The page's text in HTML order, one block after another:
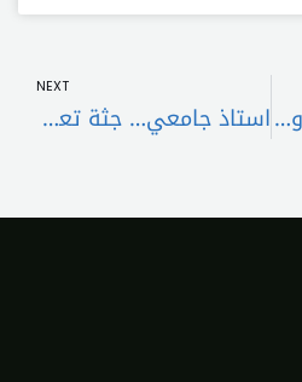
قطع اوتوستراد خلدة والجيش يعيد فتحه
NEXT
استاذ جامعي… جثة تعرّضت للتنكيل